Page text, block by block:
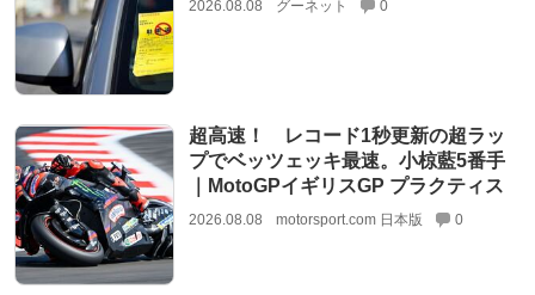
2026.08.08 グーネット 0
超高速！ レコード1秒更新の超ラッ
プでベッツェッキ最速。小椋藍5番手
｜MotoGPイギリスGP プラクティス
2026.08.08 motorsport.com 日本版 0